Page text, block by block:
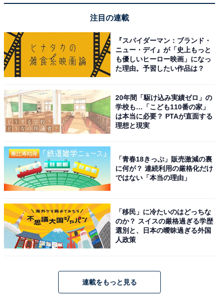
1. 競技者や選手の健康を害するため
薬は病気の治療に使用されるもので、病気でもないのに
薬物を使用するのは健康リスクが高くなる。薬は正しい
量でその効果を発揮するが、競技力の向上という本来の
り、長期間にわたっての乱用が起こったりする懸念があ
る。副作用や後遺症は深刻で、場合によっては致命的な
ものになる危険もある。
2. スポーツの公正さを損なうため
スポーツは一定のルールの中でその技能を競い合うも
ることはフェアプレイの精神に反する。ドーピングがス
ポーツ競技そのものの価値を損なわせ、ドーピングに頼
ってでもスポーツによる金銭的な報酬を目的にするよう
になれば、スポーツの対する信頼性が無くなる。
3. 社会において悪影響があるため
注目の連載
『スパイダーマン：ブランド・
ニュー・デイ』が「史上もっと
も優しいヒーロー映画」になっ
た理由。予習したい作品は？
20年間「駆け込み実績ゼロ」の
学校も…「こども110番の家」
は本当に必要？ PTAが直面する
理想と現実
「青春18きっぷ」販売激減の裏
に何が？ 連続利用の厳格化だけ
ではない「本当の理由」
「移民」に冷たいのはどっちな
のか？ スイスの厳格過ぎる学歴
選別と、日本の曖昧過ぎる外国
人政策
連載をもっと見る